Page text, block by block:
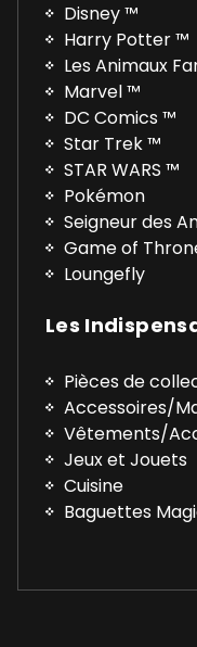
Disney ™
Harry Potter ™
Les Animaux
Marvel ™
DC Comics ™
Star Trek ™
STAR WARS ™
Pokémon
Seigneur des
Game of
Loungefly
Les
Pièces de
Accessoires/
Vêtements/
Jeux et Jouets
Cuisine
Baguettes